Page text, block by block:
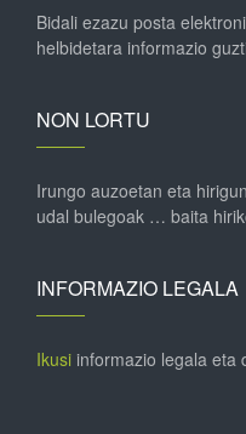
Bidali ezazu posta
helbidetara informazio
NON LORTU
Irungo auzoetan eta
udal bulegoak … baita
INFORMAZIO LEGALA
Ikusi informazio legala eta